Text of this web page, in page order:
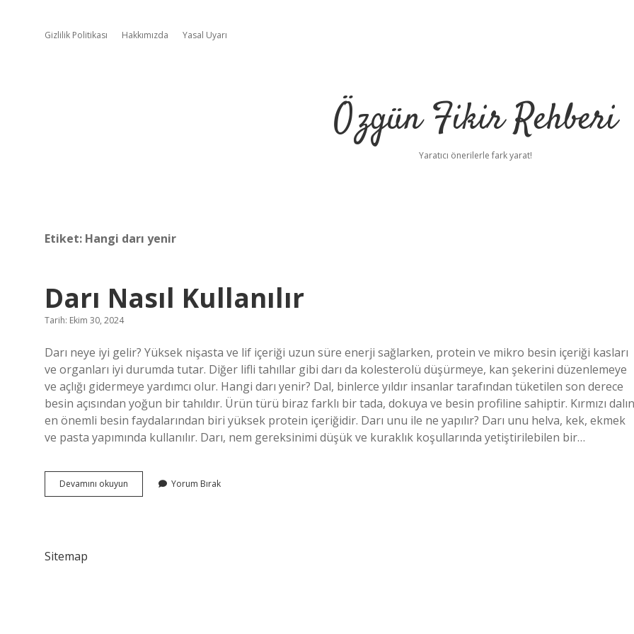
Gizlilik Politikası Hakkımızda Yasal Uyarı
Özgün Fikir Rehberi
Yaratıcı önerilerle fark yarat!
Etiket: Hangi darı yenir
Darı Nasıl Kullanılır
Tarih: Ekim 30, 2024
Darı neye iyi gelir? Yüksek nişasta ve lif içeriği uzun süre enerji sağlarken, protein ve mikro besin içeriği kasları
ve organları iyi durumda tutar. Diğer lifli tahıllar gibi darı da kolesterolü düşürmeye, kan şekerini düzenlemeye
ve açlığı gidermeye yardımcı olur. Hangi darı yenir? Dal, binlerce yıldır insanlar tarafından tüketilen son derece
besin açısından yoğun bir tahıldır. Ürün türü biraz farklı bir tada, dokuya ve besin profiline sahiptir. Kırmızı dalın
en önemli besin faydalarından biri yüksek protein içeriğidir. Darı unu ile ne yapılır? Darı unu helva, kek, ekmek
ve pasta yapımında kullanılır. Darı, nem gereksinimi düşük ve kuraklık koşullarında yetiştirilebilen bir…
Devamını okuyun
Nasıl
Yorum Bırak
Sitemap